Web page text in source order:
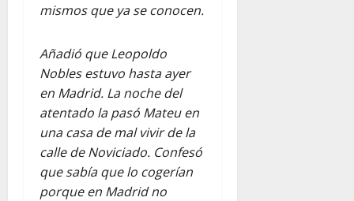
mismos que ya se conocen.
Añadió que Leopoldo
Nobles estuvo hasta ayer
en Madrid. La noche del
atentado la pasó Mateu en
una casa de mal vivir de la
calle de Noviciado. Confesó
que sabía que lo cogerían
porque en Madrid no